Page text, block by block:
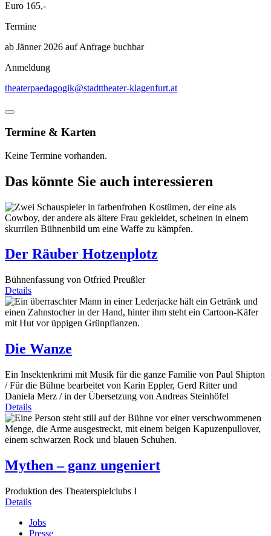
Euro 165,-
Termine
ab Jänner 2026 auf Anfrage buchbar
Anmeldung
theaterpaedagogik@stadttheater-klagenfurt.at
Termine & Karten
Keine Termine vorhanden.
Das könnte Sie auch interessieren
Der Räuber Hotzenplotz
Bühnenfassung von Otfried Preußler
Details
Die Wanze
Ein Insektenkrimi mit Musik für die ganze Familie von Paul Shipton
/ Für die Bühne bearbeitet von Karin Eppler, Gerd Ritter und
Daniela Merz / in der Übersetzung von Andreas Steinhöfel
Details
Mythen – ganz ungeniert
Produktion des Theaterspielclubs I
Details
Jobs
Presse